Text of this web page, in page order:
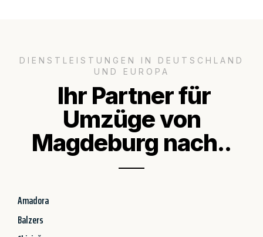
DIENSTLEISTUNGEN IN DEUTSCHLAND
UND EUROPA
Ihr Partner für
Umzüge von
Magdeburg nach..
Amadora
Balzers